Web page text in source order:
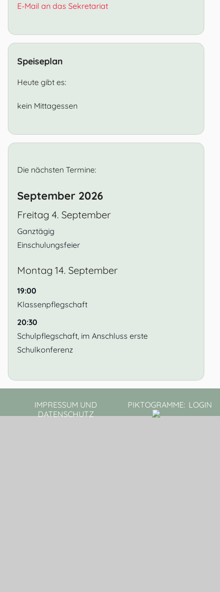
E-Mail an das Sekretariat
Speiseplan
Heute gibt es:
kein Mittagessen
Die nächsten Termine:
September 2026
Freitag 4. September
Ganztägig
Einschulungsfeier
Montag 14. September
19:00
Klassenpflegschaft
20:30
Schulpflegschaft, im Anschluss erste
Schulkonferenz
IMPRESSUM UND
DATENSCHUTZ
PIKTOGRAMME: LOGIN